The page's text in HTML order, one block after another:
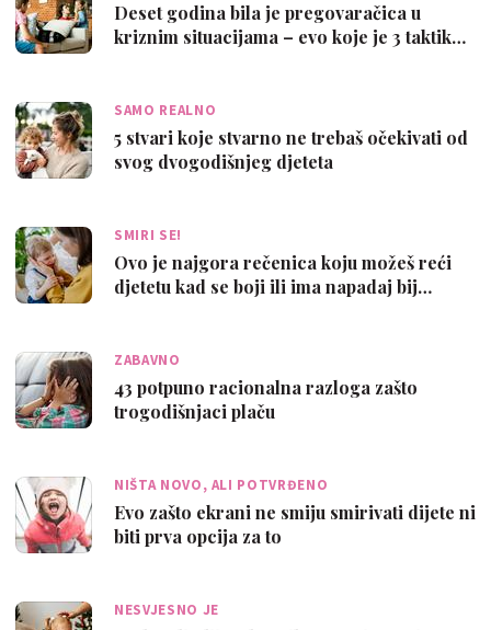
Deset godina bila je pregovaračica u
kriznim situacijama – evo koje je 3 taktik…
SAMO REALNO
5 stvari koje stvarno ne trebaš očekivati od
svog dvogodišnjeg djeteta
SMIRI SE!
Ovo je najgora rečenica koju možeš reći
djetetu kad se boji ili ima napadaj bij…
ZABAVNO
43 potpuno racionalna razloga zašto
trogodišnjaci plaču
NIŠTA NOVO, ALI POTVRĐENO
Evo zašto ekrani ne smiju smirivati dijete ni
biti prva opcija za to
NESVJESNO JE